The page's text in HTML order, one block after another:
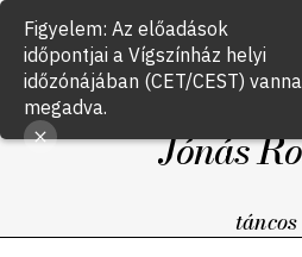
Jegyvásárlás
Jónás
táncos